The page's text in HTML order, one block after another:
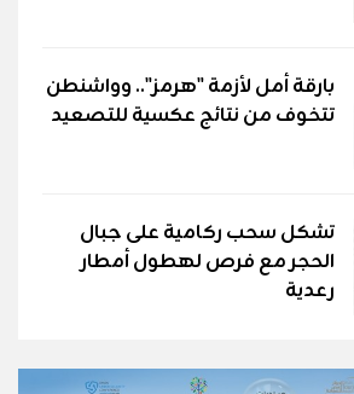
بارقة أمل لأزمة "هرمز".. وواشنطن
تتخوف من نتائج عكسية للتصعيد
تشكل سحب ركامية على جبال
الحجر مع فرص لهطول أمطار
رعدية